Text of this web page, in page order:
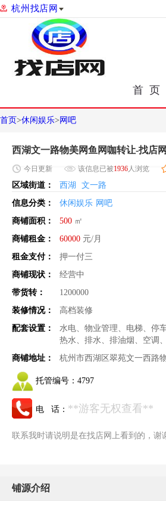
杭州找店网
首 页
首页>休闲娱乐> 网吧
西湖文一路物美网鱼网咖转让-找店
今日 更新 该信息已被1936人浏览
区域街道： 西湖
文一路
信息分类：
休闲娱乐 网吧
商铺面积：
500 ㎡
商铺租金：
60000 元/月
租金支付：
押一付三
商铺现状：
经营中
带货转：
1200000
装修情况：
高档装修
配套设置：
水电、物业管理、电梯、停
热水、排水、排油烟、空调
商铺地址：
杭州市西湖区翠苑文一西路
托管编号： 4797
电 话： **游客无权查看**
联系我时请说明是在找店网上看到的，谢
铺源介绍